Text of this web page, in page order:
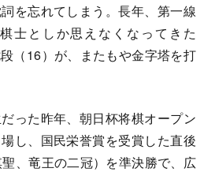
を忘れてしまう。長年、第一線
士としか思えなくなってきた
（16）が、またもや金字塔を打
った昨年、朝日杯将棋オープン
し、国民栄誉賞を受賞した直後
、竜王の二冠）を準決勝で、広